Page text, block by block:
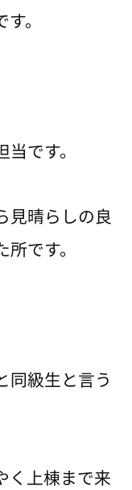
。
です。
見晴らしの良
です。
同級生と言う
く上棟まで来